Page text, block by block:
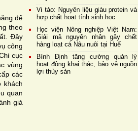
để
theo
Đây
công
cục
vùng
các
khách
quan
giá
Vi tảo: Nguyên liệu giàu protein và
hợp chất hoạt tính sinh học
Học viện Nông nghiệp Việt Nam:
Giải mã nguyên nhân gây chết
hàng loạt cá Nâu nuôi tại Huế
Bình Định tăng cường quản lý
hoạt động khai thác, bảo vệ nguồn
lợi thủy sản